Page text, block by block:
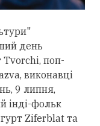
день
Tvorchi, поп-
виконавці
9 липня,
інді-фольк
Ziferblat та